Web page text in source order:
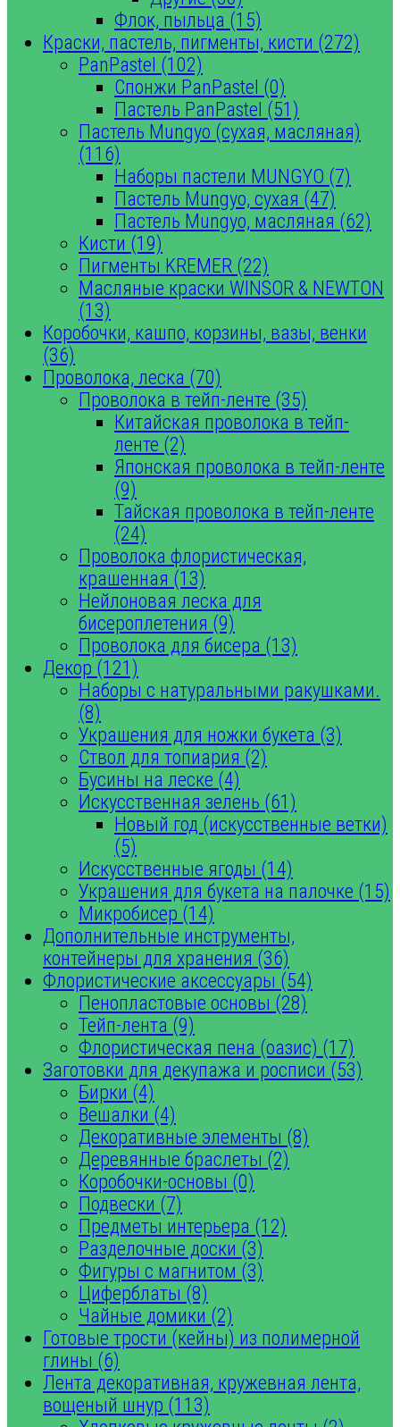
Флок, пыльца (15)
Краски, пастель, пигменты, кисти (272)
PanPastel (102)
Спонжи PanPastel (0)
Пастель PanPastel (51)
Пастель Mungyo (сухая, масляная)
(116)
Наборы пастели MUNGYO (7)
Пастель Mungyo, сухая (47)
Пастель Mungyo, масляная (62)
Кисти (19)
Пигменты KREMER (22)
Масляные краски WINSOR & NEWTON
(13)
Коробочки, кашпо, корзины, вазы, венки
(36)
Проволока, леска (70)
Проволока в тейп-ленте (35)
Китайская проволока в тейп-
ленте (2)
Японская проволока в тейп-ленте
(9)
Тайская проволока в тейп-ленте
(24)
Проволока флористическая,
крашенная (13)
Нейлоновая леска для
бисероплетения (9)
Проволока для бисера (13)
Декор (121)
Наборы с натуральными ракушками.
(8)
Украшения для ножки букета (3)
Ствол для топиария (2)
Бусины на леске (4)
Искусственная зелень (61)
Новый год (искусственные ветки)
(5)
Искусственные ягоды (14)
Украшения для букета на палочке (15)
Микробисер (14)
Дополнительные инструменты,
контейнеры для хранения (36)
Флористические аксессуары (54)
Пенопластовые основы (28)
Тейп-лента (9)
Флористическая пена (оазис) (17)
Заготовки для декупажа и росписи (53)
Бирки (4)
Вешалки (4)
Декоративные элементы (8)
Деревянные браслеты (2)
Коробочки-основы (0)
Подвески (7)
Предметы интерьера (12)
Разделочные доски (3)
Фигуры с магнитом (3)
Циферблаты (8)
Чайные домики (2)
Готовые трости (кейны) из полимерной
глины (6)
Лента декоративная, кружевная лента,
вощеный шнур (113)